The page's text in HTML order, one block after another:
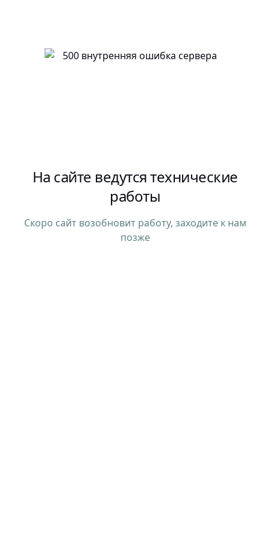
На сайте ведутся технические
работы
Скоро сайт возобновит работу, заходите к нам
позже